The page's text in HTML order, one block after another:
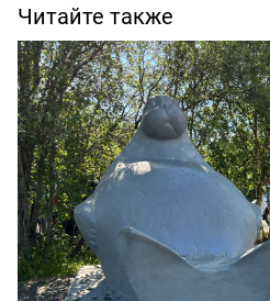
Читайте также